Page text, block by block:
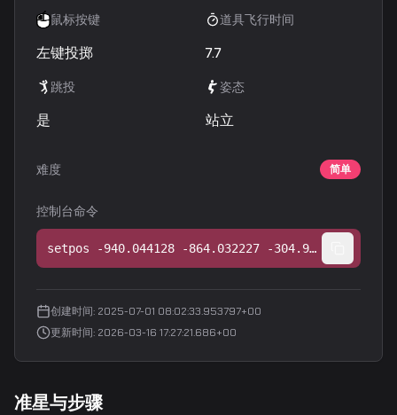
鼠标按键
左键投掷
道具飞行时间
7.7
跳投
是
姿态
站立
难度 简单
控制台命令
setpos -940.044128 -864.032227 -304.968750;setang -38.609940 1.175804 0.000000
创建时间: 2025-07-01 08:02:33.953797+00
更新时间: 2026-03-16 17:27:21.686+00
准星与步骤